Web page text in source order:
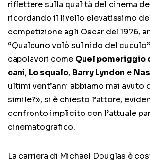
riflettere sulla qualità del cinema
ricordando il livello elevatissimo
competizione agli Oscar del 1976,
“Qualcuno volò sul nido del
capolavori come Quel pomeriggio
cani, Lo squalo, Barry Lyndon e
ultimi vent’anni abbiamo mai avuto
simile?», si è chiesto l’attore,
confronto implicito con l’attuale
cinematografico.
La carriera di Michael Douglas è